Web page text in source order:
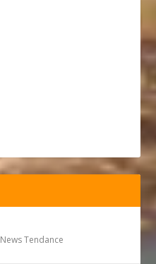
News Tendance